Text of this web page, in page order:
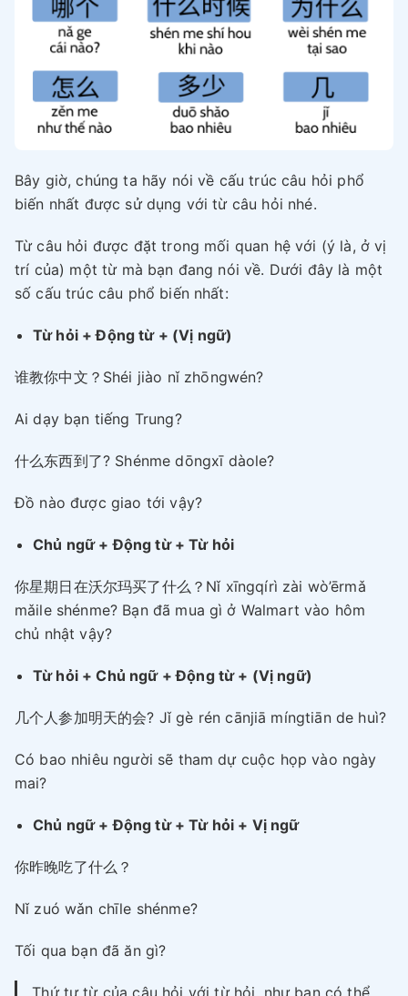
Bây giờ, chúng ta hãy nói về cấu trúc câu hỏi phổ
biến nhất được sử dụng với từ câu hỏi nhé.
Từ câu hỏi được đặt trong mối quan hệ với (ý là, ở vị
trí của) một từ mà bạn đang nói về. Dưới đây là một
số cấu trúc câu phổ biến nhất:
Từ hỏi + Động từ + (Vị ngữ)
谁教你中文？Shéi jiào nǐ zhōngwén?
Ai dạy bạn tiếng Trung?
什么东西到了? Shénme dōngxī dàole?
Đồ nào được giao tới vậy?
Chủ ngữ + Động từ + Từ hỏi
你星期日在沃尔玛买了什么？Nǐ xīngqírì zài wò’ērmǎ
mǎile shénme? Bạn đã mua gì ở Walmart vào hôm
chủ nhật vậy?
Từ hỏi + Chủ ngữ + Động từ + (Vị ngữ)
几个人参加明天的会? Jǐ gè rén cānjiā míngtiān de huì?
Có bao nhiêu người sẽ tham dự cuộc họp vào ngày
mai?
Chủ ngữ + Động từ + Từ hỏi + Vị ngữ
你昨晚吃了什么？
Nǐ zuó wǎn chīle shénme?
Tối qua bạn đã ăn gì?
Thứ tự từ của câu hỏi với từ hỏi, như bạn có thể